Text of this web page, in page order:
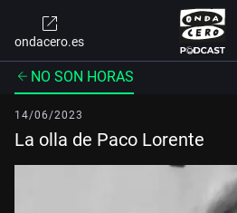
ondacero.es
NO SON HORAS
14/06/2023
La olla de Paco Lorente